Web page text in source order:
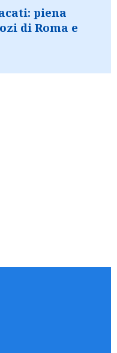
piena
di Roma e